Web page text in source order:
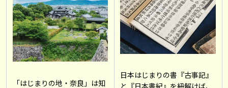
「はじまりの地・奈良」は知
日本はじまりの書『古事記』